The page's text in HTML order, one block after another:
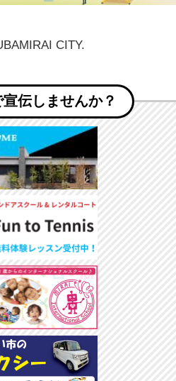
CITY.
伝しませんか？